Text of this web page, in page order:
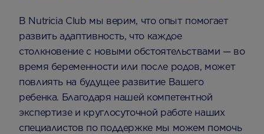
В Nutricia Club мы верим, что опыт помогает
развить адаптивность, что каждое
столкновение с новыми обстоятельствами — во
время беременности или после родов, может
повлиять на будущее развитие Вашего
ребенка. Благодаря нашей компетентной
экспертизе и круглосуточной работе наших
специалистов по поддержке мы можем помочь